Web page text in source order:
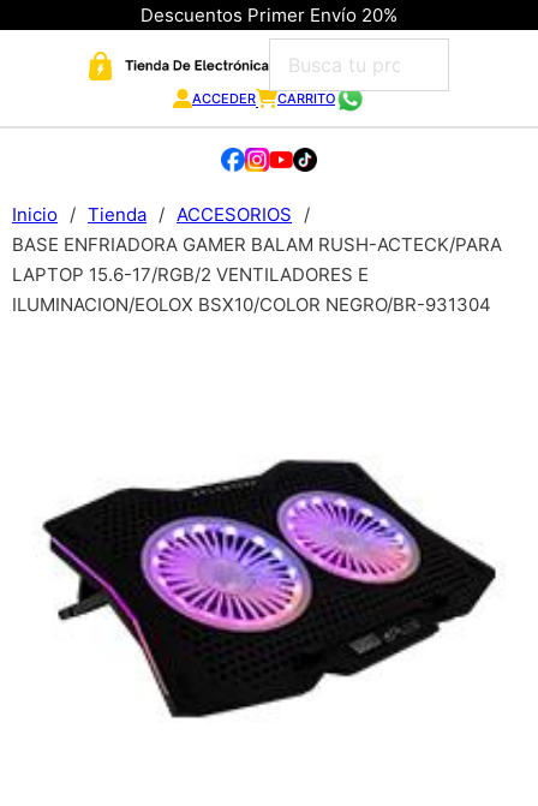
Descuentos Primer Envío 20%
ACCEDER CARRITO
Inicio / Tienda / ACCESORIOS
/
BASE ENFRIADORA GAMER BALAM RUSH-ACTECK/PARA
LAPTOP 15.6-17/RGB/2 VENTILADORES E
ILUMINACION/EOLOX BSX10/COLOR NEGRO/BR-931304